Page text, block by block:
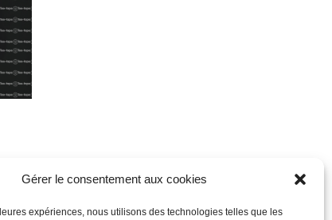
Gérer le consentement aux cookies
expériences, nous utilisons des technologies telles que les